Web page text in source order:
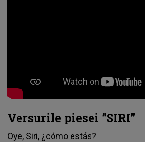
Versurile piesei ”SIRI”
Oye, Siri, ¿cómo estás?